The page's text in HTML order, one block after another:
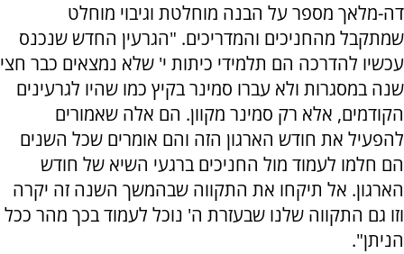
דה-מלאך מספר על הבנה מוחלטת וגיבוי מוחלט
שמתקבל מהחניכים והמדריכים. "הגרעין החדש שנכנס
עכשיו להדרכה הם תלמידי כיתות י' שלא נמצאים כבר חצי
שנה במסגרות ולא עברו סמינר בקיץ כמו שהיו לגרעינים
הקודמים, אלא רק סמינר מקוון. הם אלה שאמורים
להפעיל את חודש הארגון הזה והם אומרים שכל השנים
הם חלמו לעמוד מול החניכים ברגעי השיא של חודש
הארגון. אל תיקחו את התקווה שבהמשך השנה זה יקרה
וזו גם התקווה שלנו שבעזרת ה' נוכל לעמוד בכך מהר ככל
הניתן".